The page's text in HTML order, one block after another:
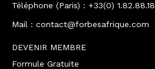
Téléphone (Paris) : +33(0)
Mail : contact@forbesafrique.com
DEVENIR MEMBRE
Formule Gratuite